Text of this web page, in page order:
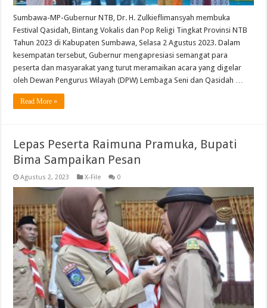
Sumbawa-MP-Gubernur NTB, Dr. H. Zulkieflimansyah membuka
Festival Qasidah, Bintang Vokalis dan Pop Religi Tingkat Provinsi NTB
Tahun 2023 di Kabupaten Sumbawa, Selasa 2 Agustus 2023. Dalam
kesempatan tersebut, Gubernur mengapresiasi semangat para
peserta dan masyarakat yang turut meramaikan acara yang digelar
oleh Dewan Pengurus Wilayah (DPW) Lembaga Seni dan Qasidah …
Read More »
Lepas Peserta Raimuna Pramuka, Bupati
Bima Sampaikan Pesan
Agustus 2, 2023 X-File 0